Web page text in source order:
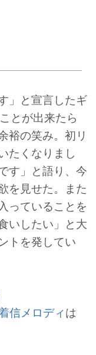
」と宣言したギ
とが出来たら
裕の笑み。初リ
たくなりまし
す」と語り、今
を見せた。また
っていることを
いしたい」と大
トを発してい
信メロディは